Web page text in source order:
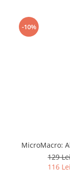
-10%
MicroMacro:
129
116 Lei